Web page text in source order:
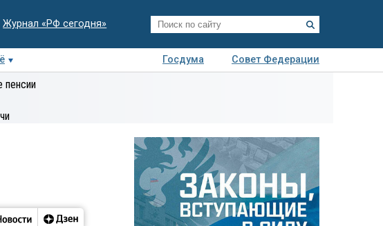
Журнал «РФ сегодня»
Госдума
Совет Федерации
Деловая
пенсии